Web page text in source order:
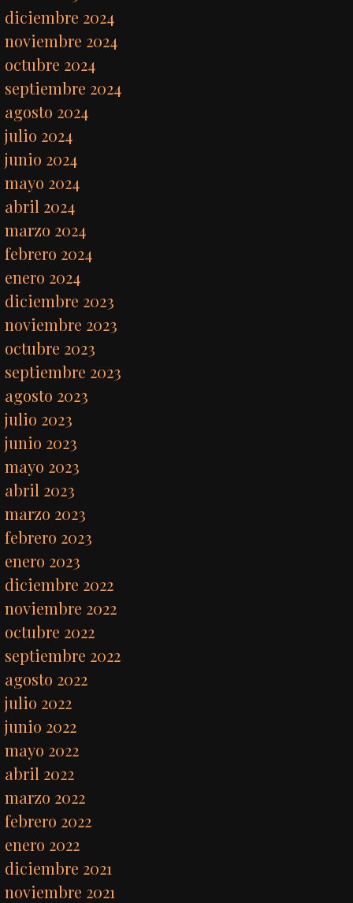
diciembre 2024
noviembre 2024
octubre 2024
septiembre 2024
agosto 2024
julio 2024
junio 2024
mayo 2024
abril 2024
marzo 2024
febrero 2024
enero 2024
diciembre 2023
noviembre 2023
octubre 2023
septiembre 2023
agosto 2023
julio 2023
junio 2023
mayo 2023
abril 2023
marzo 2023
febrero 2023
enero 2023
diciembre 2022
noviembre 2022
octubre 2022
septiembre 2022
agosto 2022
julio 2022
junio 2022
mayo 2022
abril 2022
marzo 2022
febrero 2022
enero 2022
diciembre 2021
noviembre 2021